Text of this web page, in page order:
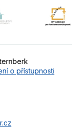
o přístupnosti